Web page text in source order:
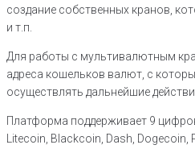
создание собственных кранов,
и т.п.
Для работы с мультивалютным
адреса кошельков валют, с
осуществлять дальнейшие
Платформа поддерживает 9
Litecoin, Blackcoin, Dash, Dogecoin,